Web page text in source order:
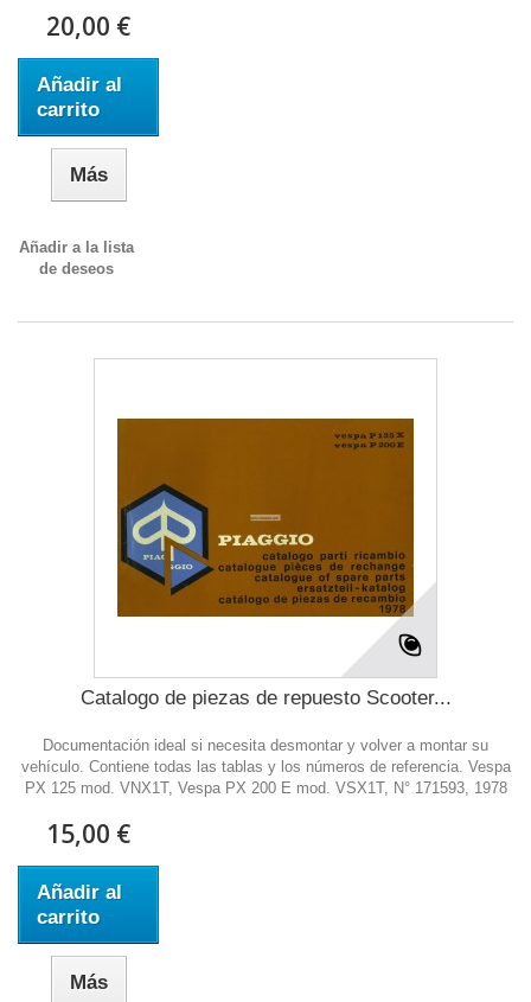
20,00 €
Añadir al
carrito
Más
Añadir a la lista
de deseos
Catalogo de piezas de repuesto Scooter...
Documentación ideal si necesita desmontar y volver a montar su
vehículo. Contiene todas las tablas y los números de referencia. Vespa
PX 125 mod. VNX1T, Vespa PX 200 E mod. VSX1T, N° 171593, 1978
15,00 €
Añadir al
carrito
Más